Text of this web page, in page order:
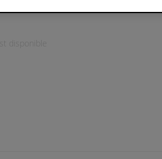
disponible